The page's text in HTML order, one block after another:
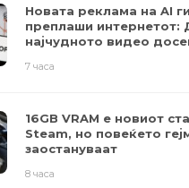
Новата реклама на AI
преплаши интернетот:
најчудното видео
7 часа
16GB VRAM е новиот
Steam, но повеќето
заостануваат
8 часа